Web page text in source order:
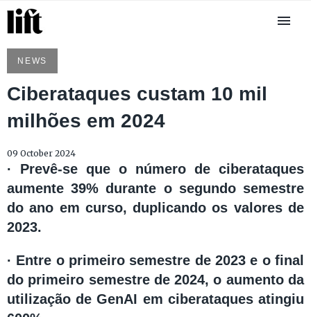
NEWS
Ciberataques custam 10 mil
milhões em 2024
09 October 2024
· Prevê-se que o número de ciberataques
aumente 39% durante o segundo semestre
do ano em curso, duplicando os valores de
2023.
· Entre o primeiro semestre de 2023 e o final
do primeiro semestre de 2024, o aumento da
utilização de GenAI em ciberataques atingiu